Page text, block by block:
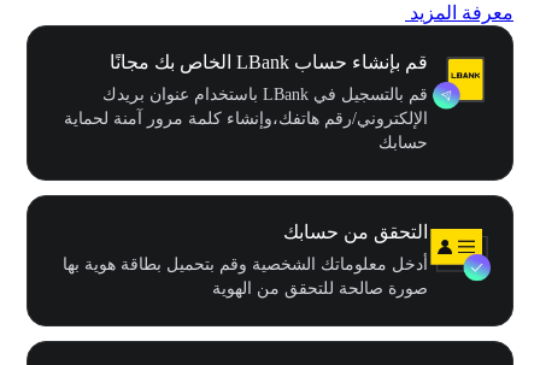
معرفة المزيد
قم بإنشاء حساب LBank الخاص بك مجانًا
قم بالتسجيل في LBank باستخدام عنوان بريدك
الإلكتروني/رقم هاتفك،وإنشاء كلمة مرور آمنة لحماية
حسابك
التحقق من حسابك
أدخل معلوماتك الشخصية وقم بتحميل بطاقة هوية بها
صورة صالحة للتحقق من الهوية